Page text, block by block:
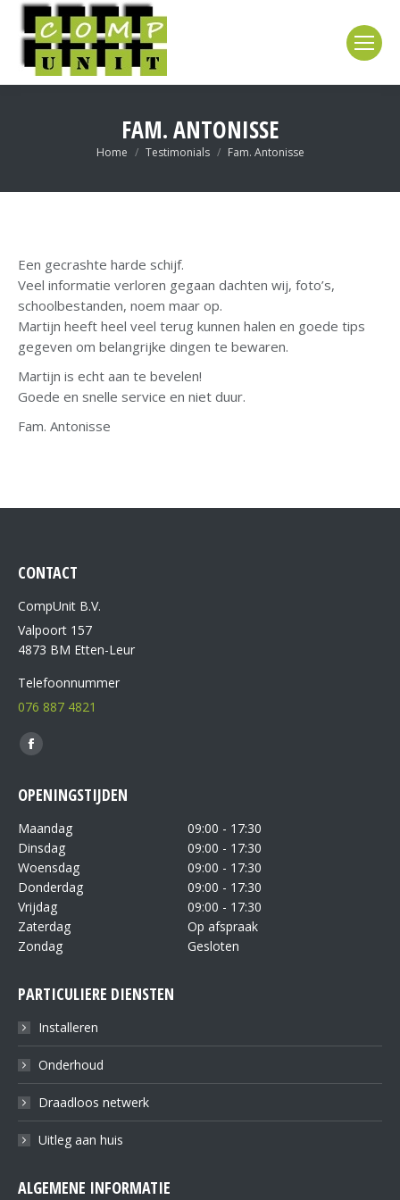
FAM. ANTONISSE
Je bent hier:
Home Testimonials Fam. Antonisse
Een gecrashte harde schijf.
Veel informatie verloren gegaan dachten wij, foto’s,
schoolbestanden, noem maar op.
Martijn heeft heel veel terug kunnen halen en goede tips
gegeven om belangrijke dingen te bewaren.
Martijn is echt aan te bevelen!
Goede en snelle service en niet duur.
Fam. Antonisse
CONTACT
CompUnit B.V.
Valpoort 157
4873 BM Etten-Leur
Telefoonnummer
076 887 4821
Vind ons op:
OPENINGSTIJDEN
Maandag
09:00 - 17:30
Dinsdag
09:00 - 17:30
Woensdag
09:00 - 17:30
Donderdag
09:00 - 17:30
Vrijdag
09:00 - 17:30
Zaterdag
Op afspraak
Zondag
Gesloten
PARTICULIERE DIENSTEN
Installeren
Onderhoud
Draadloos netwerk
Uitleg aan huis
ALGEMENE INFORMATIE